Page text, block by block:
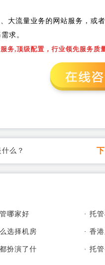
大流量业务的网站服务，或
求。
务,顶级配置，行业领先服务质
么？
哪家好 · 托
选择机房 · 香
扮演了什 · 托